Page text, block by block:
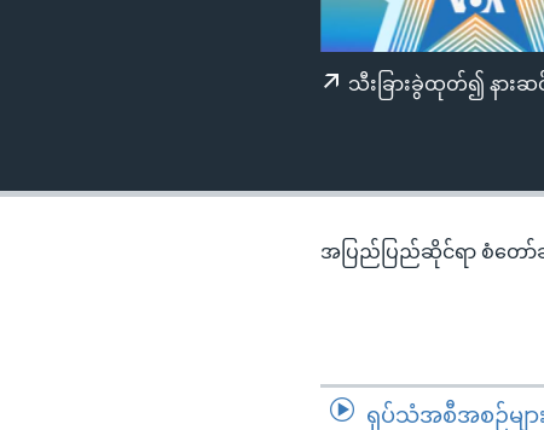
ကျော်
သီးခြားခွဲထုတ်၍ နား
အပြည်ပြည်ဆိုင်ရာ စံတော်ချိ
ရုပ်သံအစီအစဉ်များ